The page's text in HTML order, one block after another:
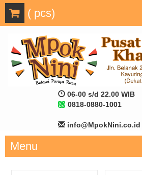
06-00 s/d 22.00 WIB
0818-0880-1001
info@MpokNini.co.id
( pcs)
Menu